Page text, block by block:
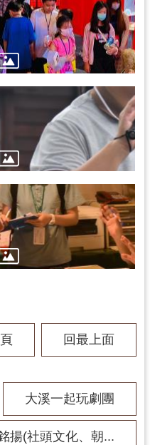
回最上面
大溪一起玩劇團
揚(社頭文化、朝...